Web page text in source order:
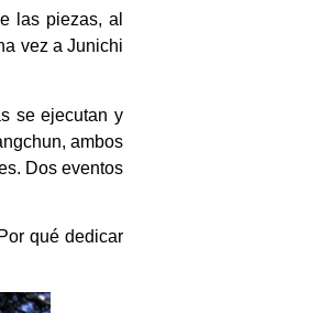
las piezas, al
vez a Junichi
se ejecutan y
ambos
Dos eventos
qué dedicar